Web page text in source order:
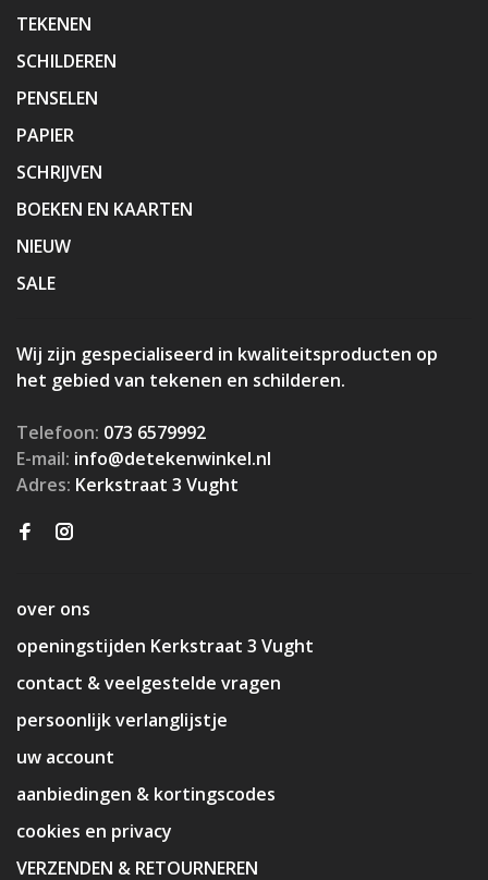
TEKENEN
SCHILDEREN
PENSELEN
PAPIER
SCHRIJVEN
BOEKEN EN KAARTEN
NIEUW
SALE
Wij zijn gespecialiseerd in kwaliteitsproducten op
het gebied van tekenen en schilderen.
Telefoon: 073 6579992
E-mail: info@detekenwinkel.nl
Adres: Kerkstraat 3 Vught
over ons
openingstijden Kerkstraat 3 Vught
contact & veelgestelde vragen
persoonlijk verlanglijstje
uw account
aanbiedingen & kortingscodes
cookies en privacy
VERZENDEN & RETOURNEREN